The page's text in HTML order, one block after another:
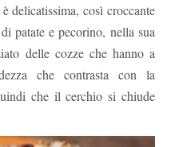
delicatissima, così croccante
patate e pecorino, nella sua
delle cozze che hanno a
che contrasta con la
che il cerchio si chiude